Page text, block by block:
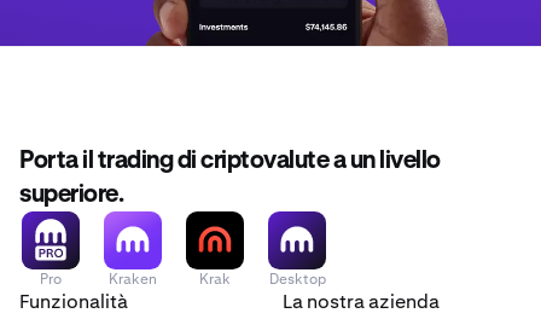
Porta il trading di criptovalute a un livello
superiore.
Pro Kraken Krak Desktop
Funzionalità La nostra azienda